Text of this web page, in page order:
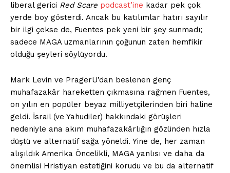
liberal gerici Red Scare podcast’ine kadar pek çok
yerde boy gösterdi. Ancak bu katılımlar hatırı sayılır
bir ilgi çekse de, Fuentes pek yeni bir şey sunmadı;
sadece MAGA uzmanlarının çoğunun zaten hemfikir
olduğu şeyleri söylüyordu.
Mark Levin ve PragerU’dan beslenen genç
muhafazakâr hareketten çıkmasına rağmen Fuentes,
on yılın en popüler beyaz milliyetçilerinden biri haline
geldi. İsrail (ve Yahudiler) hakkındaki görüşleri
nedeniyle ana akım muhafazakârlığın gözünden hızla
düştü ve alternatif sağa yöneldi. Yine de, her zaman
alışıldık Amerika Öncelikli, MAGA yanlısı ve daha da
önemlisi Hristiyan estetiğini korudu ve bu da alternatif